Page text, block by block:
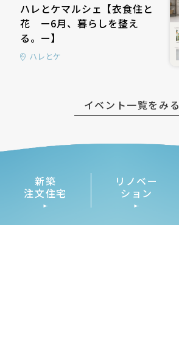
新築
注文住宅
リノベー
ション
ハレとケマルシェ【衣食住と
花 ー6月、暮らしを整え
る。ー】
ハレとケ
イベント一覧をみる
LINE UP